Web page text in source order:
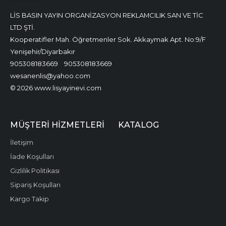
LİS BASIN YAYIN ORGANİZASYON REKLAMCILIK SAN VE TİC
LTD ŞTİ.
Kooperatifler Mah. Öğretmenler Sok. Akkaymak Apt. No:9/F
Yenişehir/Diyarbakır
905308183669
905308183669
wesanenlis@yahoo.com
© 2026 www.lisyayinevi.com
MÜŞTERI HIZMETLERI
İletişim
İade Koşulları
Gizlilik Politikası
Sipariş Koşulları
Kargo Takip
KATALOG